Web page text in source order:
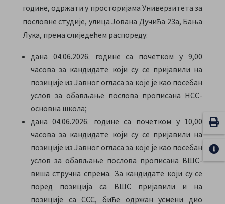
године, одржати у просторијама Универзитета за
пословне студије, улица Јована Дучића 23а, Бања
Лука, према слиједећем распореду:
дана 04.06.2026. године са почетком у 9,00
часова за кандидате који су се пријавили на
позиције из Јавног огласа за које је као посебан
услов за обављање послова прописана НСС-
основна школа;
дана 04.06.2026. године са почетком у 10,00
часова за кандидате који су се пријавили на
позиције из Јавног огласа за које је као посебан
услов за обављање послова прописана ВШС-
виша стручна спрема. За кандидате који су се
поред позиција са ВШС пријавили и на
позиције са ССС, биће одржан усмени дио